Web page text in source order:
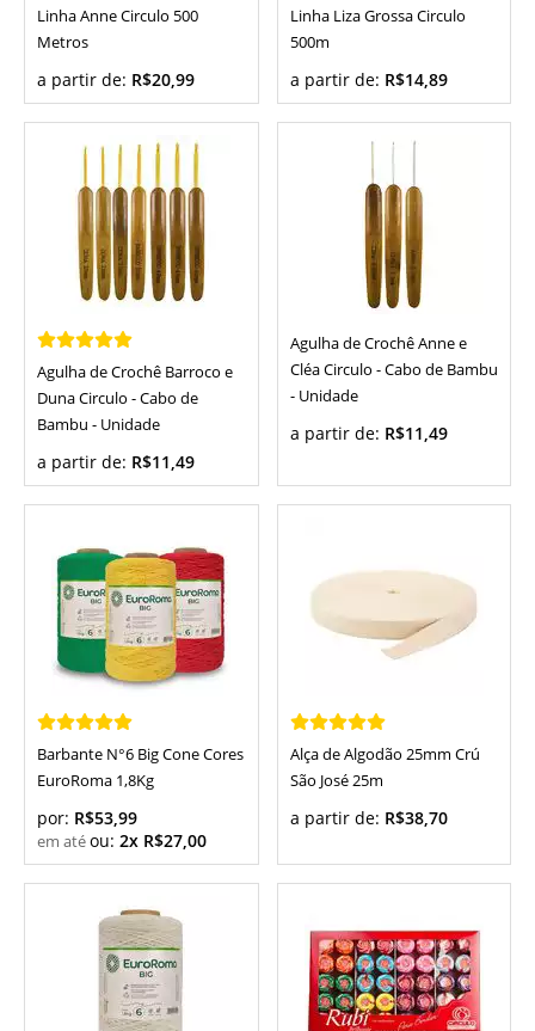
Linha Anne Circulo 500
Metros
a partir de: R$20,99
Linha Liza Grossa Circulo
500m
a partir de: R$14,89
Agulha de Crochê Barroco e
Duna Circulo - Cabo de
Bambu - Unidade
a partir de: R$11,49
Agulha de Crochê Anne e
Cléa Circulo - Cabo de Bambu
- Unidade
a partir de: R$11,49
Barbante N°6 Big Cone Cores
EuroRoma 1,8Kg
por: R$53,99
ou: 2x R$27,00
Alça de Algodão 25mm Crú
São José 25m
a partir de: R$38,70